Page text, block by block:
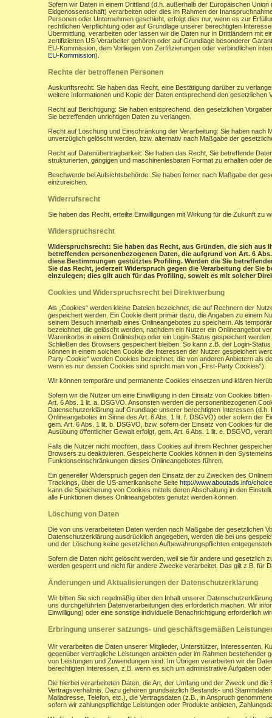
Sofern wir Daten in einem Drittland (d.h. außerhalb der Europäischen
Eidgenossenschaft) verarbeiten oder dies im Rahmen der
Personen oder Unternehmen geschieht, erfolgt dies nur, wenn es zur
rechtlichen Verpflichtung oder auf Grundlage unserer berechtigten
Übermittlung, verarbeiten oder lassen wir die Daten nur in Drittländern mit
zertifizierten US-Verarbeiter gehören oder auf Grundlage besonderer
EU-Kommission, dem Vorliegen von Zertifizierungen oder verbindlichen
EU-Kommission).
Rechte der betroffenen Personen
Auskunftsrecht: Sie haben das Recht, eine Bestätigung darüber zu
weitere Informationen und Kopie der Daten entsprechend den gesetzlichen
Recht auf Berichtigung: Sie haben entsprechend. den gesetzlichen
Sie betreffenden unrichtigen Daten zu verlangen.
Recht auf Löschung und Einschränkung der Verarbeitung: Sie haben
unverzüglich gelöscht werden, bzw. alternativ nach Maßgabe der
Recht auf Datenübertragbarkeit: Sie haben das Recht, Sie betreffende
strukturierten, gängigen und maschinenlesbaren Format zu erhalten oder
Beschwerde bei Aufsichtsbehörde: Sie haben ferner nach Maßgabe der
einzureichen.
Widerrufsrecht
Sie haben das Recht, erteilte Einwilligungen mit Wirkung für die Zukunft zu
Widerspruchsrecht
Widerspruchsrecht: Sie haben das Recht, aus Gründen, die sich aus
betreffenden personenbezogenen Daten, die aufgrund von Art. 6
diese Bestimmungen gestütztes Profiling. Werden die Sie
Sie das Recht, jederzeit Widerspruch gegen die Verarbeitung der
einzulegen; dies gilt auch für das Profiling, soweit es mit solcher
Cookies und Widerspruchsrecht bei Direktwerbung
Als „Cookies“ werden kleine Dateien bezeichnet, die auf Rechnern der
gespeichert werden. Ein Cookie dient primär dazu, die Angaben zu einem
seinem Besuch innerhalb eines Onlineangebotes zu speichern. Als
bezeichnet, die gelöscht werden, nachdem ein Nutzer ein Onlineangebot
Warenkorbs in einem Onlineshop oder ein Login-Status gespeichert
Schließen des Browsers gespeichert bleiben. So kann z.B. der Login-
können in einem solchen Cookie die Interessen der Nutzer gespeichert
Party-Cookie“ werden Cookies bezeichnet, die von anderen Anbietern als
wenn es nur dessen Cookies sind spricht man von „First-Party Cookies“).
Wir können temporäre und permanente Cookies einsetzen und klären
Sofern wir die Nutzer um eine Einwilligung in den Einsatz von Cookies
Art. 6 Abs. 1 lit. a. DSGVO. Ansonsten werden die personenbezogenen
Datenschutzerklärung auf Grundlage unserer berechtigten Interessen
Onlineangebotes im Sinne des Art. 6 Abs. 1 lit. f. DSGVO) oder sofern der
gem. Art. 6 Abs. 1 lit. b. DSGVO, bzw. sofern der Einsatz von Cookies für
Ausübung öffentlicher Gewalt erfolgt, gem. Art. 6 Abs. 1 lit. e. DSGVO,
Falls die Nutzer nicht möchten, dass Cookies auf ihrem Rechner
Browsers zu deaktivieren. Gespeicherte Cookies können in den
Funktionseinschränkungen dieses Onlineangebotes führen.
Ein genereller Widerspruch gegen den Einsatz der zu Zwecken des
Trackings, über die US-amerikanische Seite http://www.aboutads.info/
kann die Speicherung von Cookies mittels deren Abschaltung in den
alle Funktionen dieses Onlineangebotes genutzt werden können.
Löschung von Daten
Die von uns verarbeiteten Daten werden nach Maßgabe der gesetzlichen
Datenschutzerklärung ausdrücklich angegeben, werden die bei uns
und der Löschung keine gesetzlichen Aufbewahrungspflichten
Sofern die Daten nicht gelöscht werden, weil sie für andere und gesetzlich
werden gesperrt und nicht für andere Zwecke verarbeitet. Das gilt z.B. für
Änderungen und Aktualisierungen der Datenschutzerklärung
Wir bitten Sie sich regelmäßig über den Inhalt unserer
uns durchgeführten Datenverarbeitungen dies erforderlich machen. Wir
Einwilligung) oder eine sonstige individuelle Benachrichtigung erforderlich
Erbringung unserer satzungs- und geschäftsgemäßen
Wir verarbeiten die Daten unserer Mitglieder, Unterstützer, Interessenten,
gegenüber vertragliche Leistungen anbieten oder im Rahmen
von Leistungen und Zuwendungen sind. Im Übrigen verarbeiten wir die
berechtigten Interessen, z.B. wenn es sich um administrative Aufgaben
Die hierbei verarbeiteten Daten, die Art, der Umfang und der Zweck und
Vertragsverhältnis. Dazu gehören grundsätzlich Bestands- und
Mailadresse, Telefon, etc.), die Vertragsdaten (z.B., in Anspruch
sofern wir zahlungspflichtige Leistungen oder Produkte anbieten,